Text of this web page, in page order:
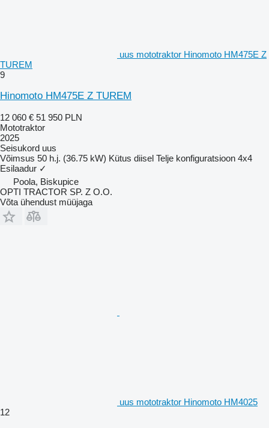
uus mototraktor Hinomoto HM475E Z
TUREM
9
Hinomoto HM475E Z TUREM
12 060 € 51 950 PLN
Mototraktor
2025
Seisukord uus
Võimsus 50 h.j. (36.75 kW) Kütus diisel Telje konfiguratsioon 4x4
Esilaadur ✓
Poola, Biskupice
OPTI TRACTOR SP. Z O.O.
Võta ühendust müüjaga
uus mototraktor Hinomoto HM4025
12